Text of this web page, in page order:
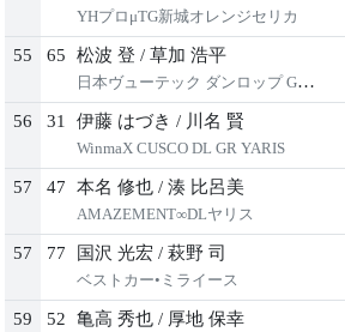
YHプロμTG新城オレンジセリカ
55 65 松波 登 / 草加 浩平
日本ヴューテック ダンロップ GRヤリス
56 31 伊藤 はづき / 川名 賢
WinmaX CUSCO DL GR YARIS
57 47 本名 修也 / 湊 比呂美
AMAZEMENT∞DLヤリス
57 77 国沢 光宏 / 萩野 司
ベストカー•ミライース
59 52 亀高 秀也 / 厚地 保幸